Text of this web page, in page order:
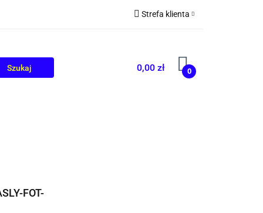
Strefa klienta
Zarejestruj się
Dodaj zgłoszenie
0,00 zł 0
FOT-